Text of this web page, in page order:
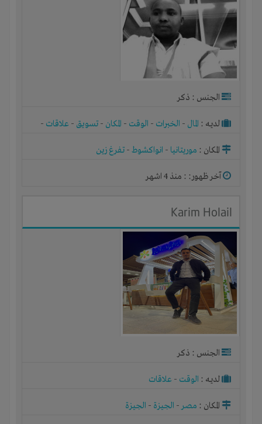
الجنس : ذكر
لديـه : المال - الخبرات - الوقت - المكان - تسويق - علاقات -
المكان : موريتانيا - انواكشوط- تفرغ زين
آخر ظهور: : منذ 4 اشهر
Karim Holail
الجنس : ذكر
لديـه : الوقت - علاقات
المكان : مصر- الجيزة - الجيزة